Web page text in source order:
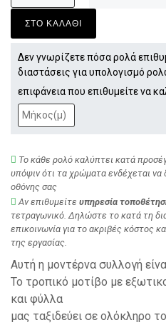
ΣΤΟ ΚΑΛΑΘΙ
Δεν γνωρίζετε πόσα ρολά
διαστάσεις για υπολογισμό
επιφάνεια που επιθυμείτε να
Το κάθε ρολό καλύπτει κατά
υπόψιν ότι τα χρώματα ενδέχεται
οθόνης σας
Αν επιθυμείτε υπηρεσία
τετραγωνικό. Δηλώστε το κατά τη
επικοινωνία για το ακριβές κόστος
της εργασίας.
Αυτή η μοντέρνα συλλογή
Το τροπικό μοτίβο με
και φύλλα
μας ταξιδεύει σε ολόκληρο